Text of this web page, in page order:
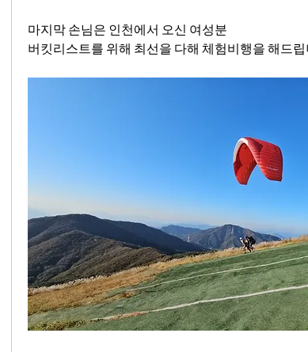
마지막 손님은 인천에서 오신 여성분
버킷리스트를 위해 최선을 다해 체험비행을 해드립